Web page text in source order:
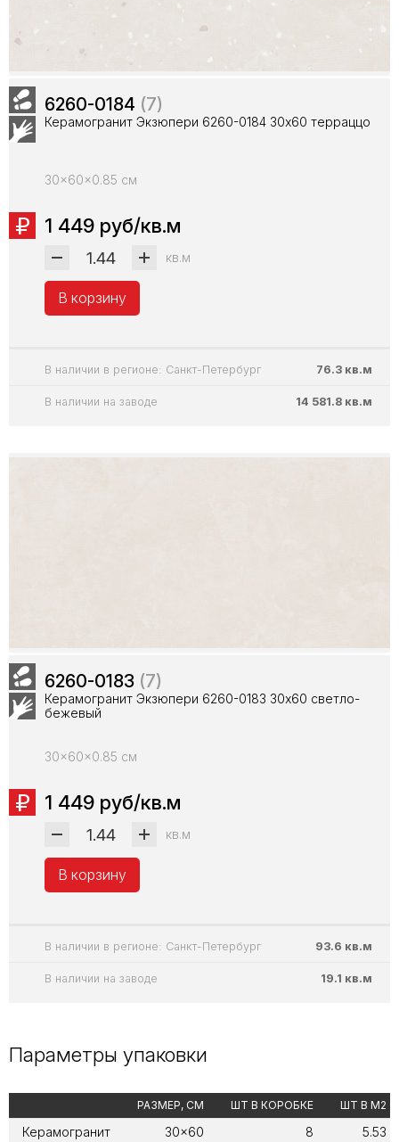
6260-0184 (7)
Керамогранит Экзюпери 6260-0184 30х60 терраццо
30x60x0.85 см
1 449 руб/кв.м
кв.м
В корзину
В наличии в регионе: Санкт-Петербург 76.3 кв.м
В наличии на заводе 14 581.8 кв.м
6260-0183 (7)
Керамогранит Экзюпери 6260-0183 30х60 светло-
бежевый
30x60x0.85 см
1 449 руб/кв.м
кв.м
В корзину
В наличии в регионе: Санкт-Петербург 93.6 кв.м
В наличии на заводе 19.1 кв.м
Параметры упаковки
РАЗМЕР, СМ ШТ В КОРОБКЕ ШТ В М2
Керамогранит 30x60 8 5.53